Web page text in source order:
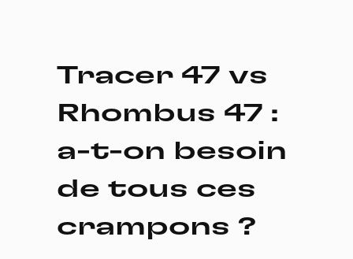
Tracer 47 vs
Rhombus 47 :
a-t-on besoin
de tous ces
crampons ?
Panneau de gestion des